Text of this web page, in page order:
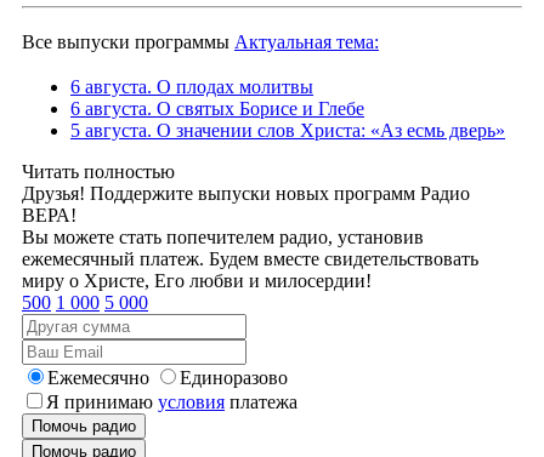
Все выпуски программы Актуальная тема:
6 августа. О плодах молитвы
6 августа. О святых Борисе и Глебе
5 августа. О значении слов Христа: «Аз есмь дверь»
Читать полностью
Друзья! Поддержите выпуски новых программ Радио
ВЕРА!
Вы можете стать попечителем радио, установив
ежемесячный платеж. Будем вместе свидетельствовать
миру о Христе, Его любви и милосердии!
500 1 000 5 000
Ежемесячно
Единоразово
Я принимаю условия платежа
Помочь радио
Помочь радио